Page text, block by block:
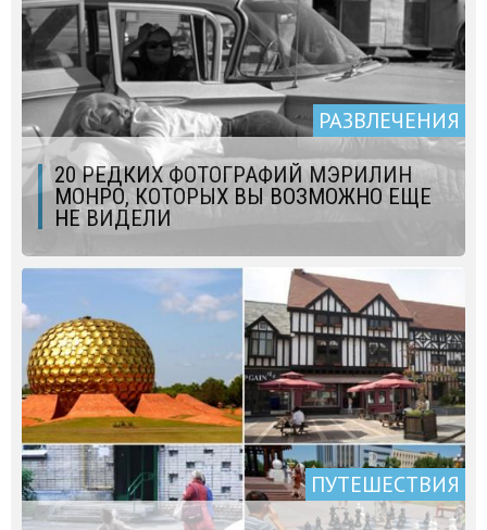
РАЗВЛЕЧЕНИЯ
20 РЕДКИХ ФОТОГРАФИЙ МЭРИЛИН
МОНРО, КОТОРЫХ ВЫ ВОЗМОЖНО ЕЩЕ
НЕ ВИДЕЛИ
ПУТЕШЕСТВИЯ